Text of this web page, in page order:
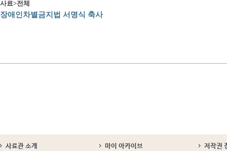
사료>전체
장애인차별금지법 서명식 축사
사료관 소개 마이 아카이브
저작권